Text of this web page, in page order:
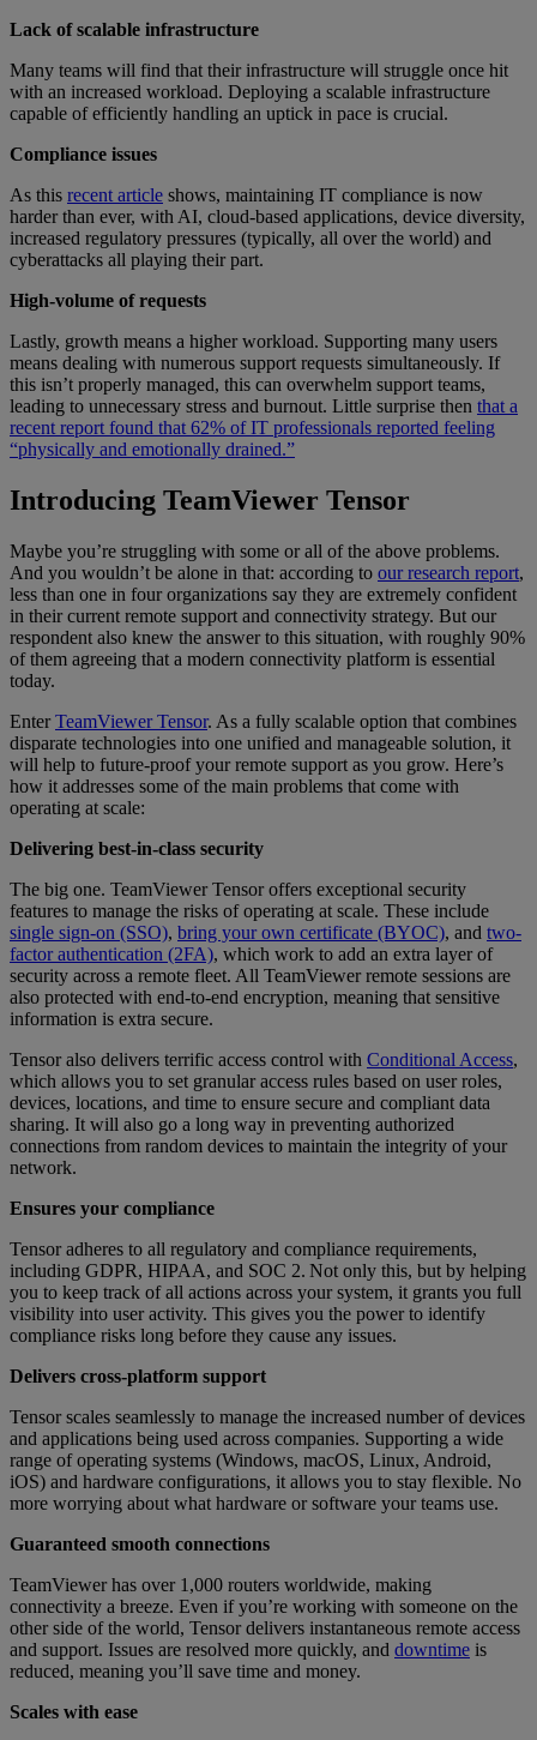
Lack of scalable infrastructure
Many teams will find that their infrastructure will struggle once hit
with an increased workload. Deploying a scalable infrastructure
capable of efficiently handling an uptick in pace is crucial.
Compliance issues
As this recent article shows, maintaining IT compliance is now
harder than ever, with AI, cloud-based applications, device diversity,
increased regulatory pressures (typically, all over the world) and
cyberattacks all playing their part.
High-volume of requests
Lastly, growth means a higher workload. Supporting many users
means dealing with numerous support requests simultaneously. If
this isn’t properly managed, this can overwhelm support teams,
leading to unnecessary stress and burnout. Little surprise then that a
recent report found that 62% of IT professionals reported feeling
“physically and emotionally drained.”
Introducing TeamViewer Tensor
Maybe you’re struggling with some or all of the above problems.
And you wouldn’t be alone in that: according to our research report,
less than one in four organizations say they are extremely confident
in their current remote support and connectivity strategy. But our
respondent also knew the answer to this situation, with roughly 90%
of them agreeing that a modern connectivity platform is essential
today.
EnterTeamViewer Tensor. As a fully scalable option that combines
disparate technologies into one unified and manageable solution, it
will help to future-proof your remote support as you grow. Here’s
how it addresses some of the main problems that come with
operating at scale:
Delivering best-in-class security
The big one. TeamViewer Tensor offers exceptional security
features to manage the risks of operating at scale. These include
single sign-on (SSO), bring your own certificate (BYOC), and two-
factor authentication (2FA), which work to add an extra layer of
security across a remote fleet. All TeamViewer remote sessions are
also protected with end-to-end encryption, meaning that sensitive
information is extra secure.
Tensor also delivers terrific access control with Conditional Access,
which allows you to set granular access rules based on user roles,
devices, locations, and time to ensure secure and compliant data
sharing. It will also go a long way in preventing authorized
connections from random devices to maintain the integrity of your
network.
Ensures your compliance
Tensor adheres to all regulatory and compliance requirements,
including GDPR, HIPAA, and SOC 2. Not only this, but by helping
you to keep track of all actions across your system, it grants you full
visibility into user activity. This gives you the power to identify
compliance risks long before they cause any issues.
Delivers cross-platform support
Tensor scales seamlessly to manage the increased number of devices
and applications being used across companies. Supporting a wide
range of operating systems (Windows, macOS, Linux, Android,
iOS) and hardware configurations, it allows you to stay flexible. No
more worrying about what hardware or software your teams use.
Guaranteed smooth connections
TeamViewer has over 1,000 routers worldwide, making
connectivity a breeze. Even if you’re working with someone on the
other side of the world, Tensor delivers instantaneous remote access
and support. Issues are resolved more quickly, and downtime is
reduced, meaning you’ll save time and money.
Scales with ease